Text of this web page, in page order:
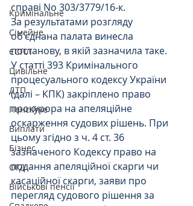
Кримінальне
Сімейне
ЄСПЛ
Цивільне
ДТП
Пенсійне
Виплати
Бізнес
ОГД
Військові пенсії
справі No 303/3779/16-к.
За результатами розгляду
об'єднана палата винесла
постанову, в якій зазначила таке.
У статті 393 Кримінального
процесуального кодексу України
(далі – КПК) закріплено право
прокурора на апеляційне
оскарження судових рішень. При
цьому згідно з ч. 4 ст. 36
зазначеного Кодексу право на
подання апеляційної скарги чи
касаційної скарги, заяви про
перегляд судового рішення за